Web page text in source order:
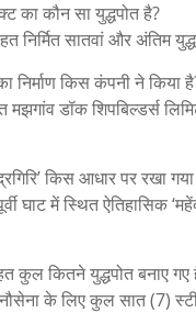
का कौन सा युद्धपोत है?
निर्मित सातवां और अंतिम
निर्माण किस कंपनी ने किया
मझगांव डॉक शिपबिल्डर्स
किस आधार पर रखा
घाट में स्थित ऐतिहासिक
कुल कितने युद्धपोत बनाए गए
के लिए कुल सात (7)